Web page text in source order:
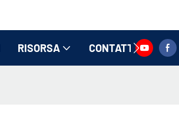
RISORSA CONTATTACI